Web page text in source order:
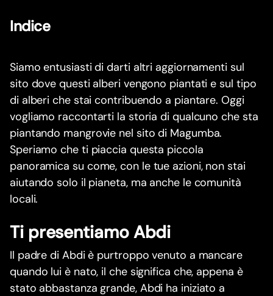
Indice
Siamo entusiasti di darti altri aggiornamenti sul
sito dove questi alberi vengono piantati e sul tipo
di alberi che stai contribuendo a piantare. Oggi
vogliamo raccontarti la storia di qualcuno che sta
piantando mangrovie nel sito di Magumba.
Speriamo che ti piaccia questa piccola
panoramica su come, con le tue azioni, non stai
aiutando solo il pianeta, ma anche le comunità
locali.
Ti presentiamo Abdi
Il padre di Abdi è purtroppo venuto a mancare
quando lui è nato, il che significa che, appena è
stato abbastanza grande, Abdi ha iniziato a